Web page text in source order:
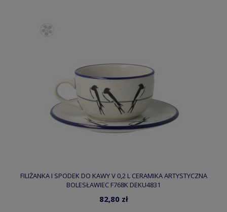
FILIŻANKA I SPODEK DO KAWY V 0,2 L CERAMIKA ARTYSTYCZNA
BOLESŁAWIEC F768K DEKU4831
82,80 zł